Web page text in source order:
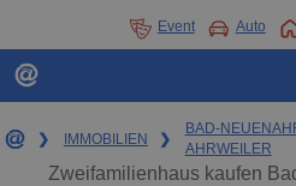
Event Auto
❯ IMMOBILIEN ❯
BAD-
AHRWEILER
Zweifamilienhaus kaufen